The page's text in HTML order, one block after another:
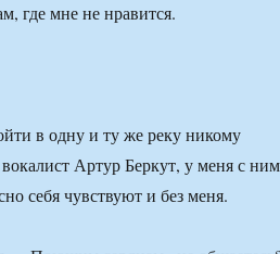
где мне не нравится.
в одну и ту же реку никому
Артур Беркут, у меня с ним
себя чувствуют и без меня.